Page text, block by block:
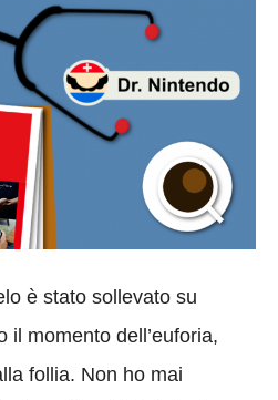
è stato sollevato su
il momento dell’euforia,
follia. Non ho mai